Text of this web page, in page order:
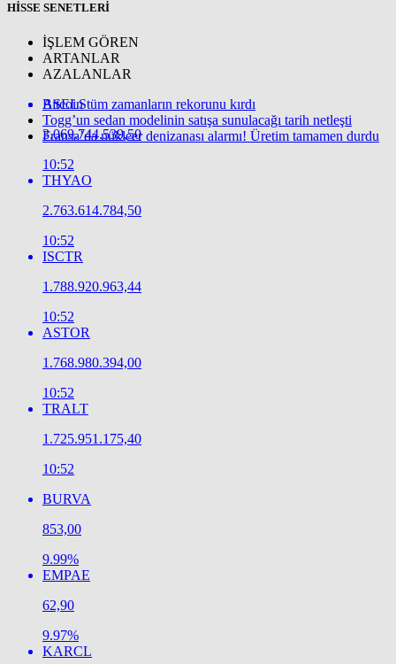
Bitcoin tüm zamanların rekorunu kırdı
Togg’un sedan modelinin satışa sunulacağı tarih netleşti
Fransa’da nükleer denizanası alarmı! Üretim tamamen durdu
HİSSE SENETLERİ
İŞLEM GÖREN
ARTANLAR
AZALANLAR
ASELS
3.069.744.539,50
10:52
THYAO
2.763.614.784,50
10:52
ISCTR
1.788.920.963,44
10:52
ASTOR
1.768.980.394,00
10:52
TRALT
1.725.951.175,40
10:52
BURVA
853,00
9.99%
EMPAE
62,90
9.97%
KARCL